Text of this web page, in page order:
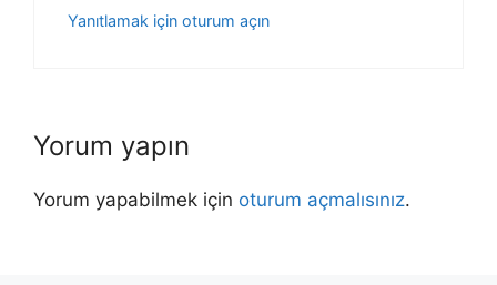
Yanıtlamak için oturum açın
Yorum yapın
Yorum yapabilmek için oturum açmalısınız.